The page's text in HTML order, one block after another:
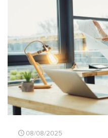
08/08/2025